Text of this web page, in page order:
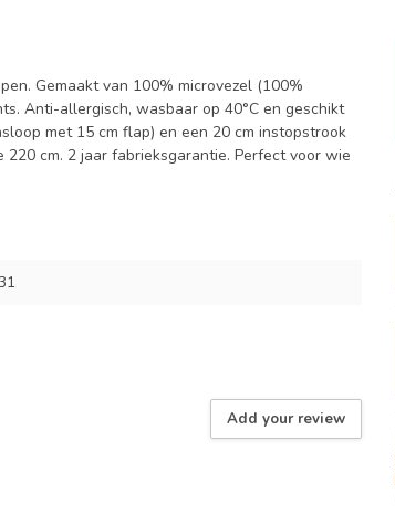
Gemaakt van 100% microvezel (100%
Anti-allergisch, wasbaar op 40°C en geschikt
met 15 cm flap) en een 20 cm instopstrook
cm. 2 jaar fabrieksgarantie. Perfect voor wie
Add your review